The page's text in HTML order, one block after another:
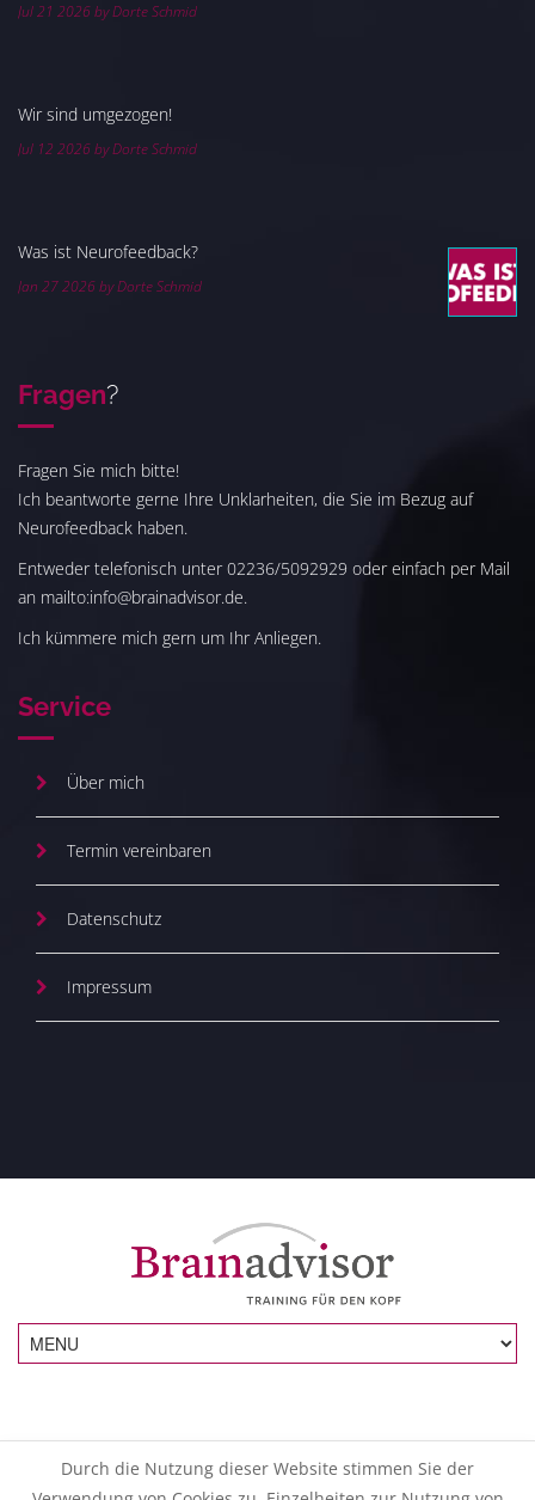
Jul 21 2026 by Dorte Schmid
Wir sind umgezogen!
Jul 12 2026 by Dorte Schmid
Was ist Neurofeedback?
Jan 27 2026 by Dorte Schmid
Fragen?
Fragen Sie mich bitte!
Ich beantworte gerne Ihre Unklarheiten, die Sie im Bezug auf
Neurofeedback haben.
Entweder telefonisch unter 02236/5092929 oder einfach per Mail
an mailto:info@brainadvisor.de.
Ich kümmere mich gern um Ihr Anliegen.
Service
Über mich
Termin vereinbaren
Datenschutz
Impressum
Durch die Nutzung dieser Website stimmen Sie der